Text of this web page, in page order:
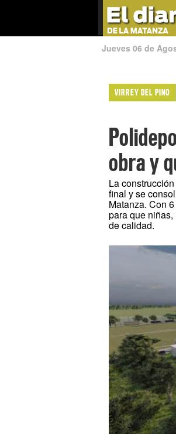
Jueves 06 de
VIRREY DEL PINO
obra y
La
final y se
Matanza. Con
para que
de calidad.